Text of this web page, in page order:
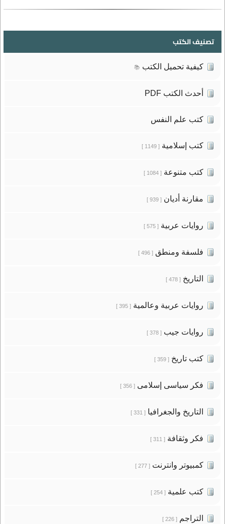
تصنيف الكتب
كيفية تحميل الكتب 📚
أحدث الكتب PDF
كتب علم النفس
كتب إسلامية[ 1149 ]
كتب متنوعة[ 1084 ]
مقارنة أديان[ 939 ]
روايات عربية[ 575 ]
فلسفة ومنطق[ 496 ]
التاريخ[ 478 ]
روايات عربية وعالمية[ 395 ]
روايات جيب[ 378 ]
كتب تاريخ[ 359 ]
فكر سياسى إسلامى[ 356 ]
التاريخ والجغرافيا[ 331 ]
فكر وثقافة[ 311 ]
كمبيوتر وانترنت[ 277 ]
كتب علمية[ 254 ]
التراجم[ 226 ]